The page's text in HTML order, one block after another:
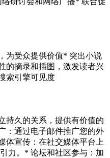
为受众提供价值* 突出小说
的摘录和插图，激发读者兴
索引擎可见度
持久的关系，提供有价值的
：通过电子邮件推广您的外
体宣传：在社交媒体平台上
力。* 论坛和社区参与：加